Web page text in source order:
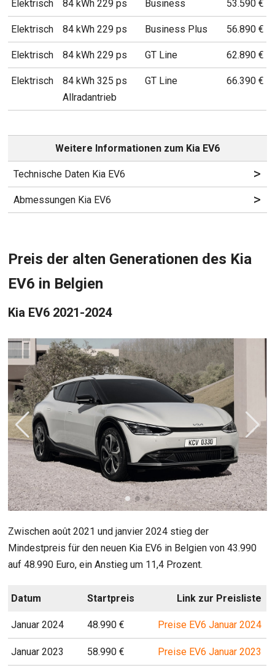
Elektrisch 84 kWh 229 ps Business 53.590 €
Elektrisch 84 kWh 229 ps Business Plus 56.890 €
Elektrisch 84 kWh 229 ps GT Line 62.890 €
Elektrisch
84 kWh 325 ps
Allradantrieb
GT Line 66.390 €
Weitere Informationen zum Kia EV6
Technische Daten Kia EV6 >
Abmessungen Kia EV6 >
Preis der alten Generationen des Kia
EV6 in Belgien
Kia EV6 2021-2024
Zwischen août 2021 und janvier 2024 stieg der
Mindestpreis für den neuen Kia EV6 in Belgien von 43.990
auf 48.990 Euro, ein Anstieg um 11,4 Prozent.
Datum Startpreis Link zur Preisliste
Januar 2024 48.990 € Preise EV6 Januar 2024
Januar 2023 58.990 € Preise EV6 Januar 2023